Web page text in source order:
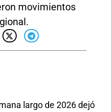
movimientos
largo de 2026 dejó